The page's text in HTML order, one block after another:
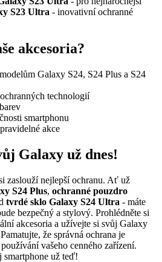
S23 Ultra - inovativní ochranné
akcesoria?
Galaxy S24, S24 Plus a S24
technologií
smartphonu
akce
Galaxy už dnes!
zaslouží nejlepší ochranu. Ať už
S24 Plus, ochranné pouzdro
tvrdé sklo Galaxy S24 Ultra - máte
bezpečný a stylový. Prohlédněte si
akcesoria a užívejte si svůj Galaxy
že správná ochrana je
vašeho cenného zařízení.
smartphone už teď!